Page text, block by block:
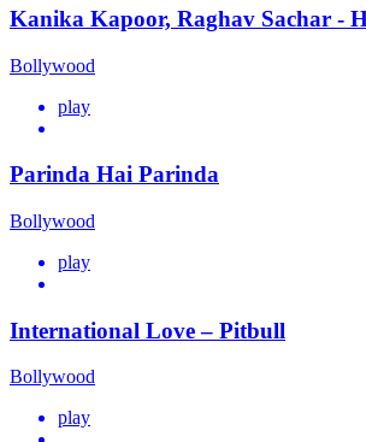
Kanika Kapoor, Raghav Sachar -
Bollywood
play
Parinda Hai Parinda
Bollywood
play
International Love – Pitbull
Bollywood
play